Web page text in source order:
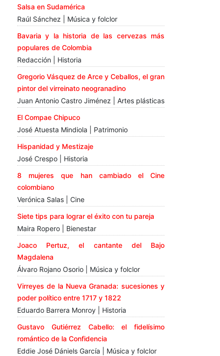
Salsa en Sudamérica
Raúl Sánchez | Música y folclor
Bavaria y la historia de las cervezas más
populares de Colombia
Redacción | Historia
Gregorio Vásquez de Arce y Ceballos, el gran
pintor del virreinato neogranadino
Juan Antonio Castro Jiménez | Artes plásticas
El Compae Chipuco
José Atuesta Mindiola | Patrimonio
Hispanidad y Mestizaje
José Crespo | Historia
8 mujeres que han cambiado el Cine
colombiano
Verónica Salas | Cine
Siete tips para lograr el éxito con tu pareja
Maira Ropero | Bienestar
Joaco Pertuz, el cantante del Bajo
Magdalena
Álvaro Rojano Osorio | Música y folclor
Virreyes de la Nueva Granada: sucesiones y
poder político entre 1717 y 1822
Eduardo Barrera Monroy | Historia
Gustavo Gutiérrez Cabello: el fidelísimo
romántico de la Confidencia
Eddie José Dániels García | Música y folclor